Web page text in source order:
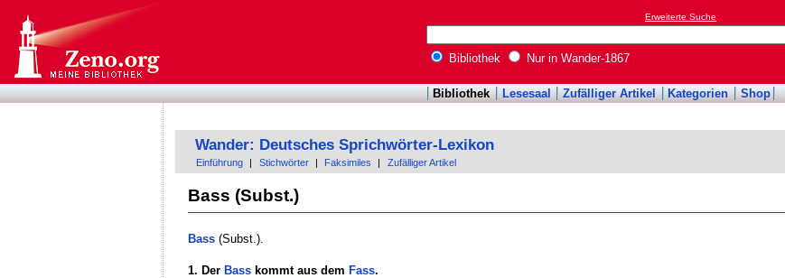
Erweiterte Suche
Bibliothek Nur in Wander-1867
Bibliothek Lesesaal Zufälliger Artikel Kategorien Shop
Wander: Deutsches Sprichwörter-Lexikon
Einführung Stichwörter Faksimiles Zufälliger Artikel
Bass (Subst.)
Bass(Subst.).
1. Der Basskommt aus dem Fass.